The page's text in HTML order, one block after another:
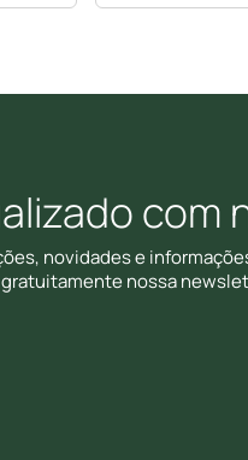
com
novidades e
nossa